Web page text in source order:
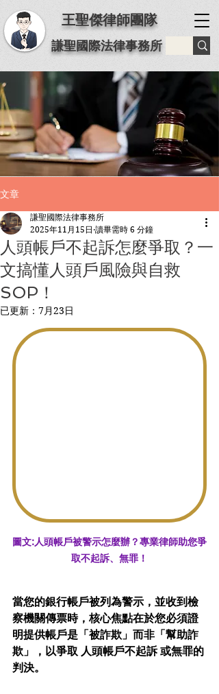
王聖傑律師團隊
謙聖國際法律事務所
文章
人頭帳戶不起訴怎麼爭取？一
文搞懂人頭戶風險與自救
SOP！
謙聖國際法律事務所
2025年11月15日 讀畢需時 6 分鐘
已更新： 7月23日
圖文:人頭帳戶被警示怎麼辦？專業律師助您爭
取不起訴、無罪！
當您的銀行帳戶被列為警示，並收到檢
察機關傳票時，核心焦點在於您必須證
明提供帳戶是「被詐欺」而非「幫助詐
欺」，以爭取 人頭帳戶不起訴 或無罪的
判決。